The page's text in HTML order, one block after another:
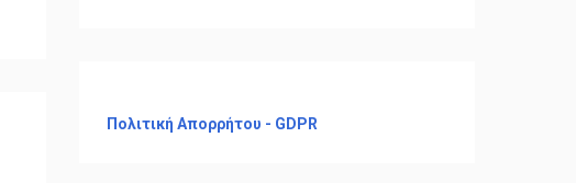
Πολιτική Απορρήτου - GDPR